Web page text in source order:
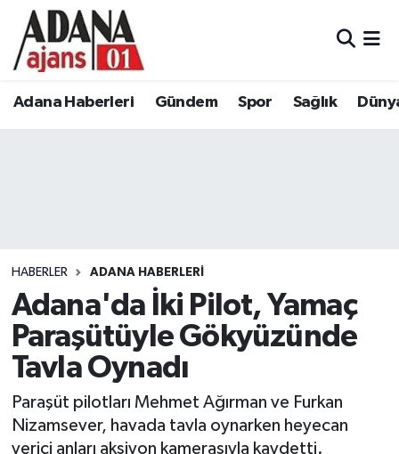
Adana Haberleri Gündem Spor Sağlık
HABERLER ADANA HABERLERI
Adana'da İki Pilot, Yamaç
Paraşütüyle Gökyüzünde
Tavla Oynadı
Paraşüt pilotları Mehmet Ağırman ve Furkan
Nizamsever, havada tavla oynarken heyecan
verici anları aksiyon kamerasıyla kaydetti.
Adana Haberleri
Eğitim
Siyaset
Ekonomi
Kadın
Adana Nöbetçi Eczaneler
Tüm Manşetler
Son Dakika Haberleri
Haber Arşivi